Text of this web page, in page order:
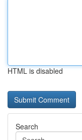
HTML is disabled
Search